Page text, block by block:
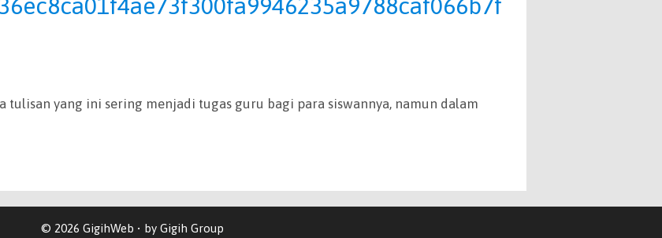
tulisan yang ini sering menjadi tugas guru bagi para siswannya, namun dalam
© 2026 GigihWeb • by Gigih Group